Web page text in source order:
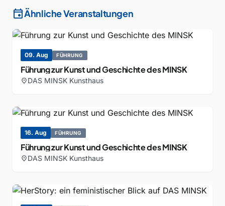
eventÄhnliche Veranstaltungen
09. Aug FÜHRUNG
Führung zur Kunst und Geschichte des MINSK
location_onDAS MINSK Kunsthaus
16. Aug FÜHRUNG
Führung zur Kunst und Geschichte des MINSK
location_onDAS MINSK Kunsthaus